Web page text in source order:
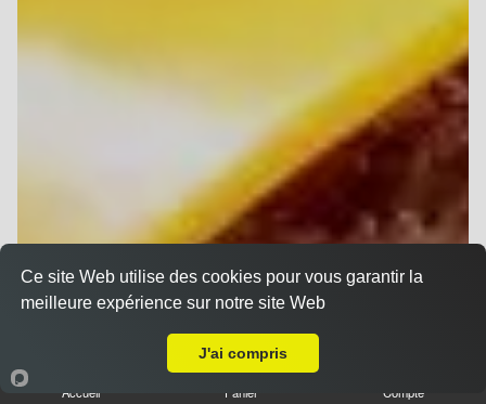
Accueil Panier Compte
Ce site Web utilise des cookies pour vous garantir la
meilleure expérience sur notre site Web
J'ai compris